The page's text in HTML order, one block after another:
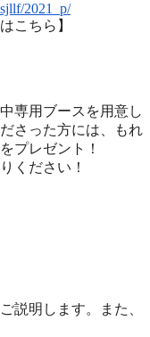
2021_p/
はこちら】
専用ブースを用意し
さった方には、
もれ
プレゼント！
ください！
説明します。また、